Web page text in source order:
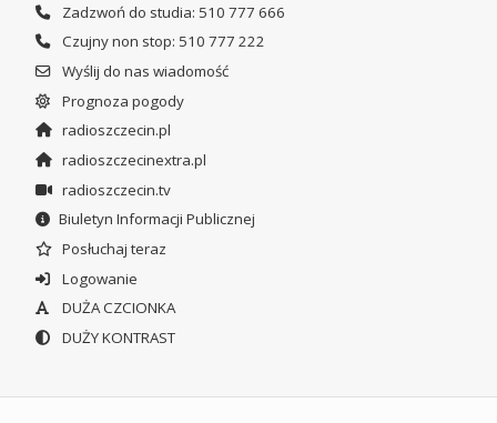
Zadzwoń do studia: 510 777 666
Czujny non stop: 510 777 222
Wyślij do nas wiadomość
Prognoza pogody
radioszczecin.pl
radioszczecinextra.pl
radioszczecin.tv
Biuletyn Informacji Publicznej
Posłuchaj teraz
Logowanie
DUŻA CZCIONKA
DUŻY KONTRAST